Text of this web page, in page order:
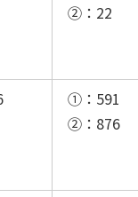
②：22
①：591
②：876